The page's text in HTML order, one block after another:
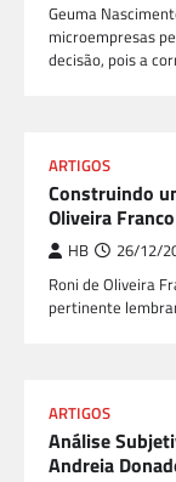
Geuma
microempresas
decisão, pois a
ARTIGOS
Construindo
Oliveira Franco
HB 26/12/
Roni de Oliveira
pertinente
ARTIGOS
Análise
Andreia